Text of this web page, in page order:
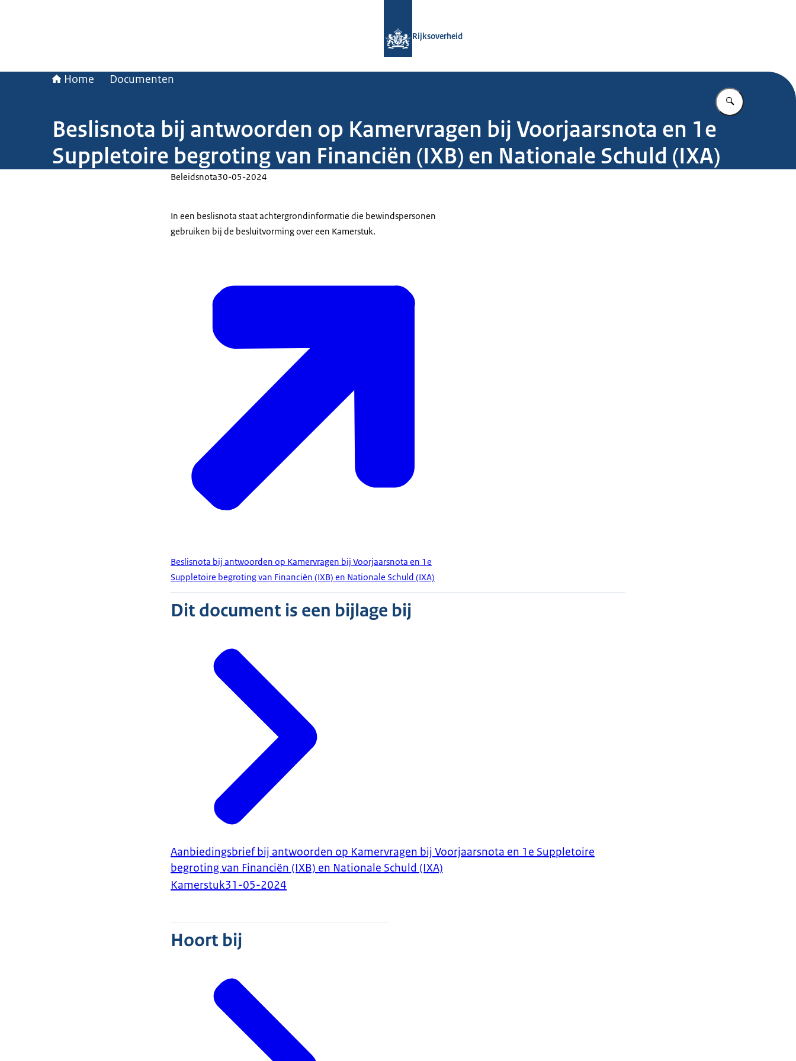
Rijksoverheid
Home Documenten
Vul in wat u
Beslisnota bij antwoorden op Kamervragen bij Voorjaarsnota en 1e
Suppletoire begroting van Financiën (IXB) en Nationale Schuld (IXA)
Beleidsnota30-05-2024
In een beslisnota staat achtergrondinformatie die bewindspersonen
gebruiken bij de besluitvorming over een Kamerstuk.
Beslisnota bij antwoorden op Kamervragen bij Voorjaarsnota en 1e
Suppletoire begroting van Financiën (IXB) en Nationale Schuld (IXA)
Dit document is een bijlage bij
Aanbiedingsbrief bij antwoorden op Kamervragen bij Voorjaarsnota en 1e Suppletoire
begroting van Financiën (IXB) en Nationale Schuld (IXA)
Kamerstuk31-05-2024
Hoort bij